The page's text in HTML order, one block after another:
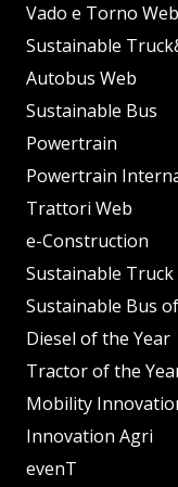
Vado e Torno Web
Sustainable
Autobus Web
Sustainable Bus
Powertrain
Powertrain
Trattori Web
e-Construction
Sustainable
Sustainable Bus
Diesel of the Year
Tractor of the
Mobility
Innovation Agri
evenT